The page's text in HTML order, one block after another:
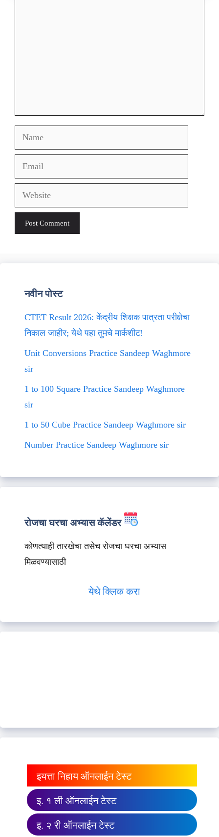
Name
Email
Website
नवीन पोस्ट
CTET Result 2026: केंद्रीय शिक्षक पात्रता परीक्षेचा
निकाल जाहीर; येथे पहा तुमचे मार्कशीट!
Unit Conversions Practice Sandeep Waghmore
sir
1 to 100 Square Practice Sandeep Waghmore
sir
1 to 50 Cube Practice Sandeep Waghmore sir
Number Practice Sandeep Waghmore sir
रोजचा घरचा अभ्यास कॅलेंडर
कोणत्याही तारखेचा तसेच रोजचा घरचा अभ्यास
मिळवण्यासाठी
येथे क्लिक करा
इयत्ता निहाय ऑनलाईन टेस्ट
इ. १ ली ऑनलाईन टेस्ट
इ. २ री ऑनलाईन टेस्ट